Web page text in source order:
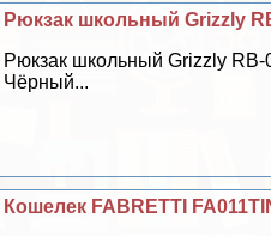
Рюкзак школьный Grizzly
Рюкзак школьный Grizzly RB-
Чёрный...
Кошелек FABRETTI